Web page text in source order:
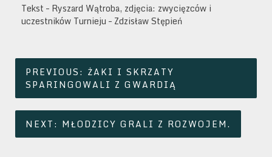
Tekst – Ryszard Wątroba, zdjęcia: zwycięzców i
uczestników Turnieju – Zdzisław Stępień
Nawigacja
wpisu
PREVIOUS: ŻAKI I SKRZATY
SPARINGOWALI Z GWARDIĄ
NEXT: MŁODZICY GRALI Z ROZWOJEM.